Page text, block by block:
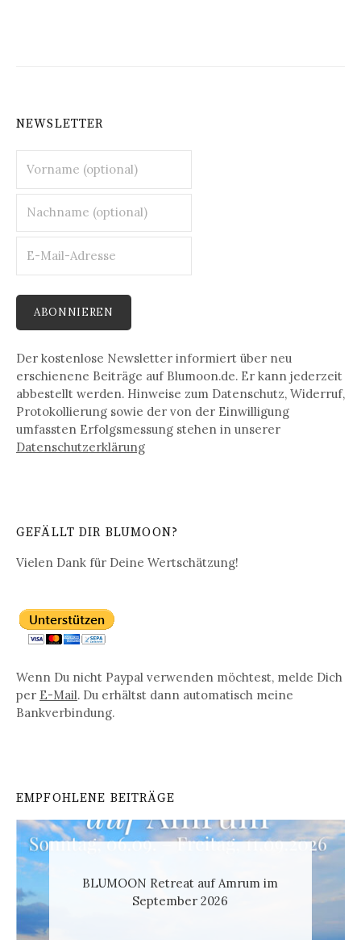
NEWSLETTER
Der kostenlose Newsletter informiert über neu
erschienene Beiträge auf Blumoon.de. Er kann jederzeit
abbestellt werden. Hinweise zum Datenschutz, Widerruf,
Protokollierung sowie der von der Einwilligung
umfassten Erfolgsmessung stehen in unserer
Datenschutz­erklärung
GEFÄLLT DIR BLUMOON?
Vielen Dank für Deine Wertschätzung!
Wenn Du nicht Paypal verwenden möchtest, melde Dich
per E-Mail. Du erhältst dann automatisch meine
Bankverbindung.
EMPFOHLENE BEITRÄGE
BLUMOON Retreat auf Amrum im
September 2026